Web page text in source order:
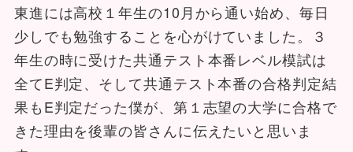
東進には高校１年生の10月から通い始め、毎日
少しでも勉強することを心がけていました。３
年生の時に受けた共通テスト本番レベル模試は
全てE判定、そして共通テスト本番の合格判定結
果もE判定だった僕が、第１志望の大学に合格で
きた理由を後輩の皆さんに伝えたいと思いま